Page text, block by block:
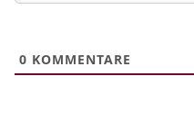
0 KOMMENTARE